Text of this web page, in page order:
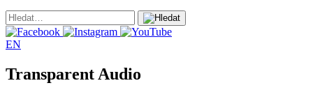
EN
Transparent Audio